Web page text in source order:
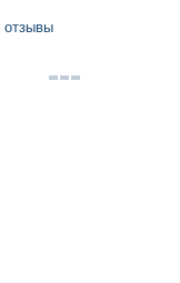
отзывы